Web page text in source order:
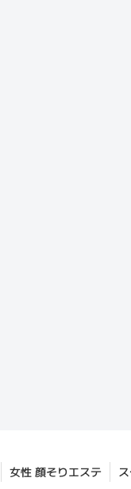
女性 顔そりエステ